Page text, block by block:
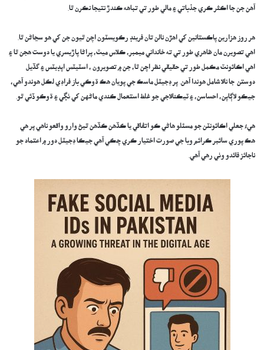
آهن جن جا اڪثر ڪري جذباتي ۽ مالي طور تي تباهه ڪندڙ نتيجا نڪرن ٿا.
هر روز هزارين پاڪستانين کي اهڙن نالن تان فرينڊ رڪويسٽون اچن ٿيون جن کي هو سڃاڻن ٿا.
اهي تصويرن مان ظاهري طور تي ته خانداني ميمبر، ڪلاس ميٽ، پراڻا پاڙيسري يا دوست هجن ٿا ۽
اهي اڪائونٽ مڪمل طور تي حقيقي نظر اچن ٿا، جن ۾ تصويرون ، اسٽيٽس اپڊيٽس ۽ گڏيل
دوستن جا نالا شامل هوندا آهن. پر ڊجيٽل ماسڪ جي پويان هڪ ڌوڪي باز فراڊي لڪل هوندو آهي،
جيڪو لاڳاپن، احساسن، ۽ ٽيڪنالاجي جو غلط استعمال ڪندي ماڻهن کي ٺڳي ۽ ڌوڪو ڏئي ٿو.
هيءُ جعلي اڪائونٽن جو مسئلو هاڻي ڪو اتفاقي يا ڪڏهن ڪڏهن ٿيڻ وارو واقعو ناهي پر هي
هڪ پوري سائبر ڪرائم وبا جي صورت اختيار ڪري چڪي آهي جيڪا ڊجيٽل دور ۾ اعتماد جو
ناجائز فائدو وٺي رهي آهي.